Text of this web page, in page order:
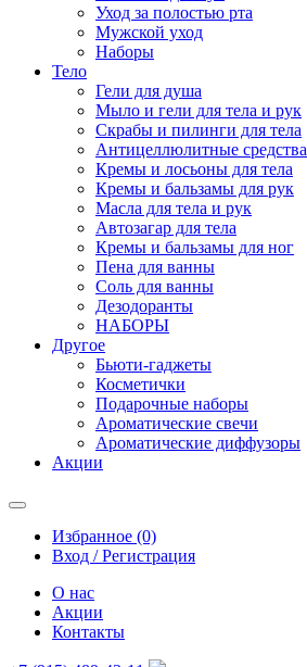
Уход за полостью рта
Мужской уход
Наборы
Тело
Гели для душа
Мыло и гели для тела и рук
Скрабы и пилинги для тела
Антицеллюлитные средства
Кремы и лосьоны для тела
Кремы и бальзамы для рук
Масла для тела и рук
Автозагар для тела
Кремы и бальзамы для ног
Пена для ванны
Соль для ванны
Дезодоранты
НАБОРЫ
Другое
Бьюти-гаджеты
Косметички
Подарочные наборы
Ароматические свечи
Ароматические диффузоры
Акции
Избранное (0)
Вход / Регистрация
О нас
Акции
Контакты